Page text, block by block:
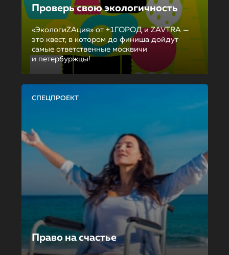
Проверь свою экологичность
«ЭкологиZAция» от +1ГОРОД и ZAVTRA —
это квест, в котором до финиша дойдут
самые ответственные москвичи
и петербуржцы!
СПЕЦПРОЕКТ
Право на счастье